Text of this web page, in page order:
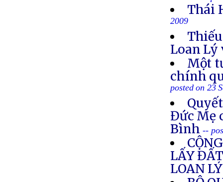
Thái
2009
Loan Lý
Một
chính
posted on 23
Đức Mẹ
Bình --
LẤY
LOAN LÝ